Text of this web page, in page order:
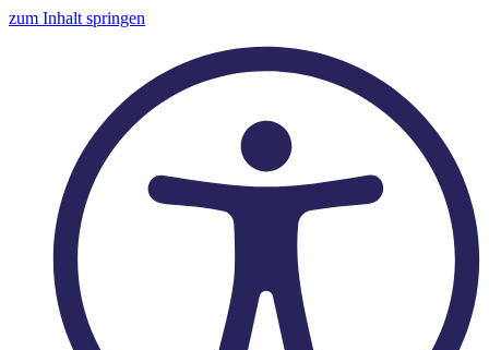
zum Inhalt springen